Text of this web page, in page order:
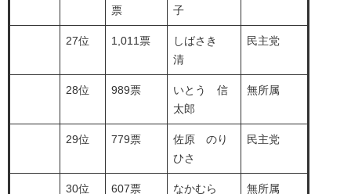
票
子
27位 1,011票
しばさき
清
民主党
28位 989票
いとう 信
太郎
無所属
29位 779票
佐原 のり
ひさ
民主党
30位 607票
なかむら
無所属